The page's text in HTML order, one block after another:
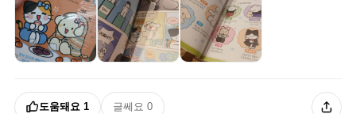
도움돼요 1 글쎄요 0